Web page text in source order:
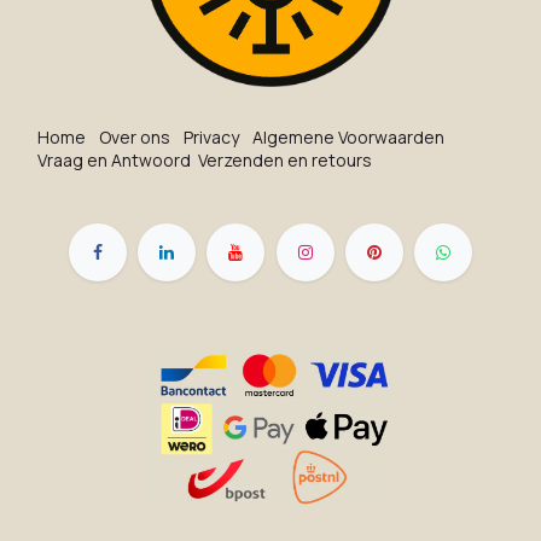
Ho​me O​ve​r on​s Privacy Algemene Voorwaarden
Vraag en Antwoord Verzenden en retours